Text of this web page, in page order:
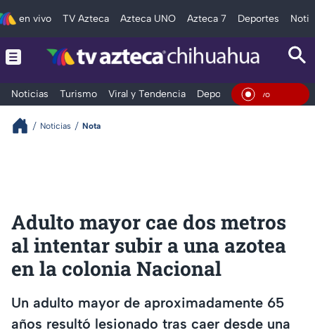
en vivo TV Azteca Azteca UNO Azteca 7 Deportes
Noticias Turismo Viral y Tendencia Deportes Espectáculos
En
Noticias Nota
Adulto mayor cae dos metros
al intentar subir a una azotea
en la colonia Nacional
Un adulto mayor de aproximadamente 65
años resultó lesionado tras caer desde una